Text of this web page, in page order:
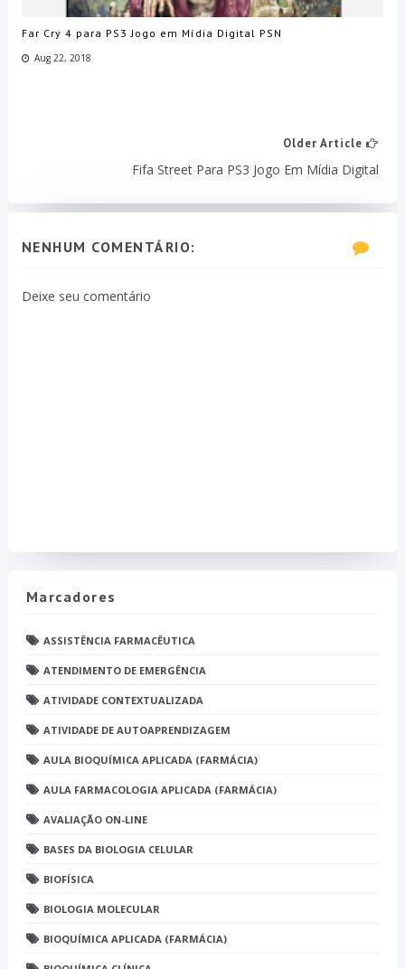
Far Cry 4 para PS3 Jogo em Mídia Digital PSN
Aug 22, 2018
Older Article
Fifa Street Para PS3 Jogo Em Mídia Digital
NENHUM COMENTÁRIO:
Deixe seu comentário
Marcadores
ASSISTÊNCIA FARMACÊUTICA
ATENDIMENTO DE EMERGÊNCIA
ATIVIDADE CONTEXTUALIZADA
ATIVIDADE DE AUTOAPRENDIZAGEM
AULA BIOQUÍMICA APLICADA (FARMÁCIA)
AULA FARMACOLOGIA APLICADA (FARMÁCIA)
AVALIAÇÃO ON-LINE
BASES DA BIOLOGIA CELULAR
BIOFÍSICA
BIOLOGIA MOLECULAR
BIOQUÍMICA APLICADA (FARMÁCIA)